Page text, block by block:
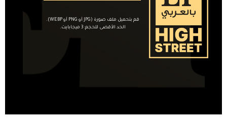
قم بتحميل ملف صورة (JPG أو PNG أو WEBP).
الحد الأقصى للحجم: 3 ميجابايت.